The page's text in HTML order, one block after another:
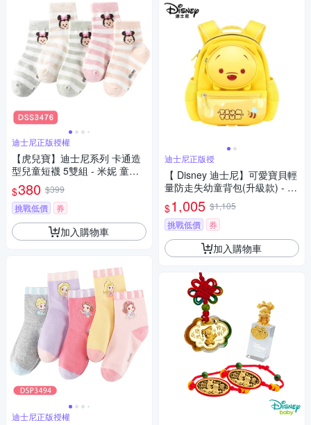
迪士尼正版授權
【虎兒寶】迪士尼系列 卡通造
型兒童短襪 5雙組 - 米妮 童襪 (
DSS3476 )
$380 $399
挑戰低價
券
加入購物車
迪士尼正版授權
迪士尼正版授
【 Disney 迪士尼】可愛寶貝輕
量防走失幼童背包(升級款) - 多
款任選
$1,005 $1,105
挑戰低價
券
加入購物車